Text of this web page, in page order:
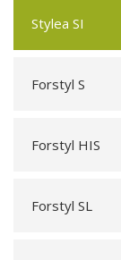
Stylea SI
Forstyl S
Forstyl HIS
Forstyl SL